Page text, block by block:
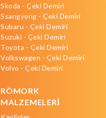
Skoda - Çeki Demiri
Ssangyong - Çeki Demiri
Subaru - Çeki Demiri
Suzuki - Çeki Demiri
Toyota - Çeki Demiri
Volkswagen - Çeki Demiri
Volvo - Çeki Demiri
RÖMORK
MALZEMELERİ